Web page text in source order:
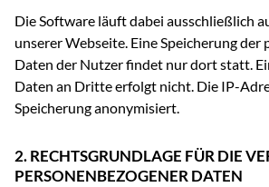
Die Software läuft dabei ausschließlich
unserer Webseite. Eine Speicherung der
Daten der Nutzer findet nur dort statt.
Daten an Dritte erfolgt nicht. Die IP-
Speicherung anonymisiert.
2. RECHTSGRUNDLAGE FÜR DIE
PERSONENBEZOGENER DATEN